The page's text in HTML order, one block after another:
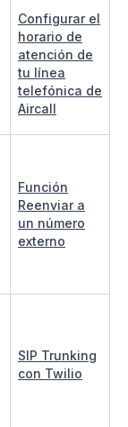
Configurar el
horario de
atención de
tu línea
telefónica de
Aircall
Función
Reenviar a
un número
externo
SIP Trunking
con Twilio